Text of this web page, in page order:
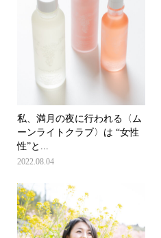
私、満月の夜に行われる〈ム
ーンライトクラブ〉は “女性
性”と...
2022.08.04